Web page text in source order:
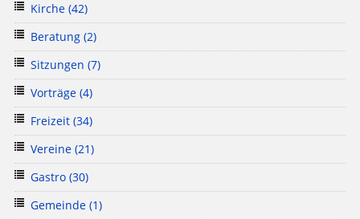
Kirche (42)
Beratung (2)
Sitzungen (7)
Vorträge (4)
Freizeit (34)
Vereine (21)
Gastro (30)
Gemeinde (1)